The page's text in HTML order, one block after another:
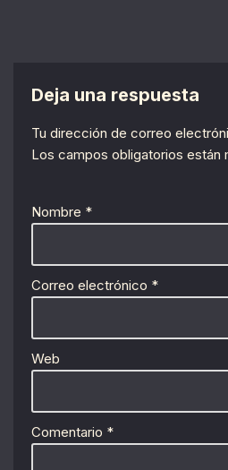
Deja una respuesta
Tu dirección de correo
Los campos obligatorios están
Nombre *
Correo electrónico *
Web
Comentario *